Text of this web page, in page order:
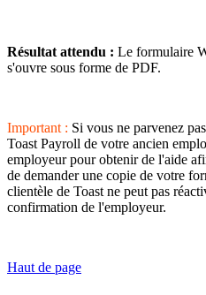
Résultat attendu : Le formulaire
s'ouvre sous forme de PDF.
Important : Si vous ne parvenez
Toast Payroll de votre ancien
employeur pour obtenir de l'aide
de demander une copie de votre
clientèle de Toast ne peut pas
confirmation de l'employeur.
Haut de page